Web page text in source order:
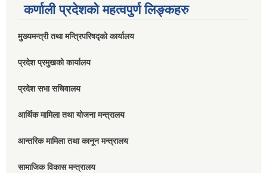
कर्णाली प्रदेशको महत्वपुर्ण लिङ्कहरु
मुख्यमन्त्री तथा मन्त्रिपरिषद्को कार्यालय
प्रदेश प्रमुखको कार्यालय
प्रदेश सभा सचिवालय
आर्थिक मामिला तथा योजना मन्त्रालय
आन्तरिक मामिला तथा कानून मन्त्रालय
सामाजिक विकास मन्त्रालय